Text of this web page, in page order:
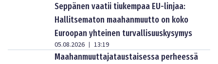
Seppänen vaatii tiukempaa EU-linjaa:
Hallitsematon maahanmuutto on koko
Euroopan yhteinen turvallisuuskysymys
05.08.2026 | 13:19
Maahanmuuttajataustaisessa perheessä